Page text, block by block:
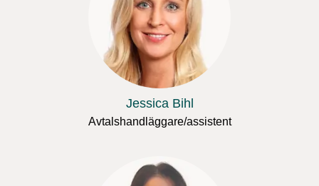
Jessica Bihl
Avtalshandläggare/assistent